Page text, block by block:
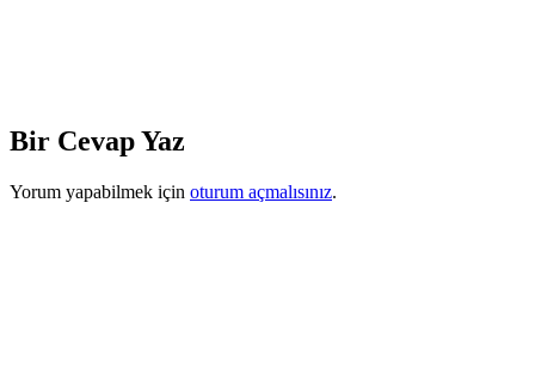
Bir Cevap Yaz
Yorum yapabilmek için oturum açmalısınız.